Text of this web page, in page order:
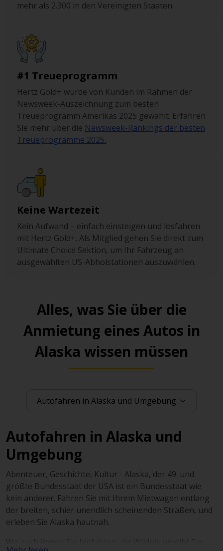
mehr als 2.300 in den Vereinigten Staaten.
#1 Treueprogramm
Hertz Gold+ wurde von Kunden im Rahmen der
Newsweek-Auszeichnung zum besten
Treueprogramm Amerikas 2025 gewählt. Erfahren
Sie mehr über die Newsweek-Rankings der besten
Treueprogramme 2025..
Keine Wartezeit
Kein Aufwand – einfach einsteigen und losfahren
mit Hertz Gold+. Als Mitglied gehen Sie direkt zum
Ultimate Choice Sektion, um Ihr Fahrzeug an
ausgewählten US-Abholstationen auszuwählen.
Alles, was Sie über die
Anmietung eines Autos in
Alaska wissen müssen
Autofahren in Alaska und
Umgebung
Abenteuer, Geschichte, Kultur - Alaska, der 49. und
größte Bundesstaat der USA ist ein Bundesstaat wie
kein anderer. Fahren Sie mit Ihrem Mietwagen entlang
der breiten, schier unendlich scheinenden Straßen, und
erleben Sie Alaska hautnah.
Wo auch immer Sie hinfahren, die Wildnis umgibt Sie: